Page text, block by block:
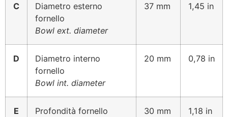
C
Diametro esterno
fornello
Bowl ext. diameter
37 mm 1,45 in
D
Diametro interno
fornello
Bowl int. diameter
20 mm 0,78 in
E
Profondità fornello
30 mm 1,18 in